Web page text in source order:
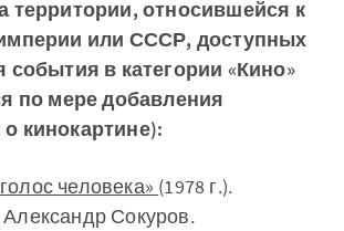
территории, относившейся к
или СССР, доступных
события в категории «Кино»
по мере добавления
кинокартине):
человека» (1978 г.).
Сокуров.